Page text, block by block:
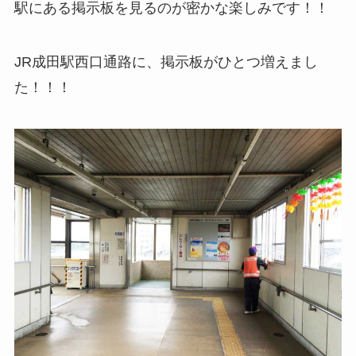
駅にある掲示板を見るのが密かな楽しみです！！
JR成田駅西口通路に、掲示板がひとつ増えまし
た！！！